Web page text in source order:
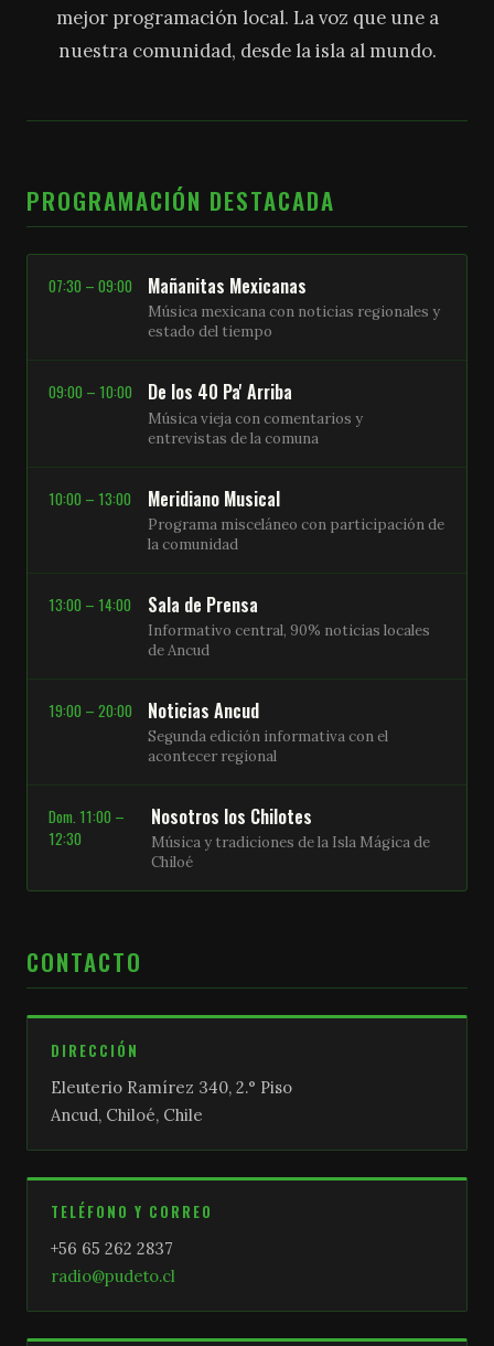
mejor programación local. La voz que une a
nuestra comunidad, desde la isla al mundo.
PROGRAMACIÓN DESTACADA
07:30 – 09:00 Mañanitas Mexicanas
Música mexicana con noticias regionales y
estado del tiempo
09:00 – 10:00 De los 40 Pa' Arriba
Música vieja con comentarios y
entrevistas de la comuna
10:00 – 13:00 Meridiano Musical
Programa misceláneo con participación de
la comunidad
13:00 – 14:00 Sala de Prensa
Informativo central, 90% noticias locales
de Ancud
19:00 – 20:00 Noticias Ancud
Segunda edición informativa con el
acontecer regional
Dom. 11:00 –
12:30
Nosotros los Chilotes
Música y tradiciones de la Isla Mágica de
Chiloé
CONTACTO
DIRECCIÓN
Eleuterio Ramírez 340, 2.° Piso
Ancud, Chiloé, Chile
TELÉFONO Y CORREO
+56 65 262 2837
radio@pudeto.cl